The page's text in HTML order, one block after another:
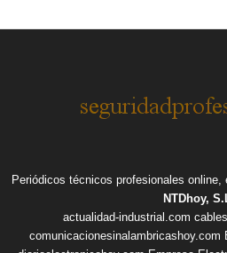
Periódicos técnicos profesionales
NTDhoy,
actualidad-industrial.com
comunicacionesinalambricashoy.com